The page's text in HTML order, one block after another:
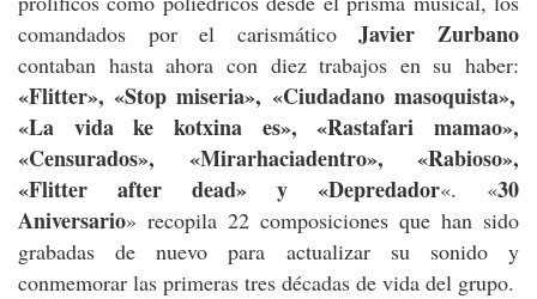
comandados por el carismáticoJavier Zurbano
contaban hasta ahora con diez trabajos en su haber:
«Flitter», «Stop miseria», «Ciudadano masoquista»,
«La vida ke kotxina es», «Rastafari mamao»,
«Censurados», «Mirarhaciadentro», «Rabioso»,
«Flitter after dead» y «Depredador«. «30
Aniversario» recopila 22 composiciones que han sido
grabadas de nuevo para actualizar su sonido y
conmemorar las primeras tres décadas de vida del grupo.